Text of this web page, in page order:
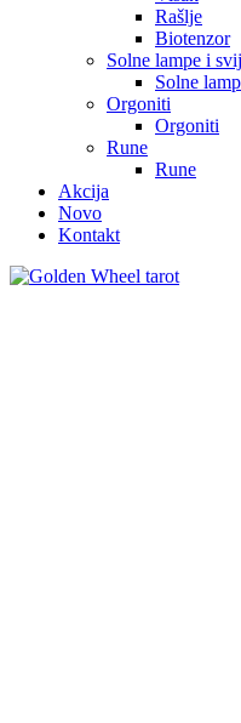
Rašlje
Biotenzor
Solne lampe i
Solne
Orgoniti
Orgoniti
Rune
Rune
Akcija
Novo
Kontakt